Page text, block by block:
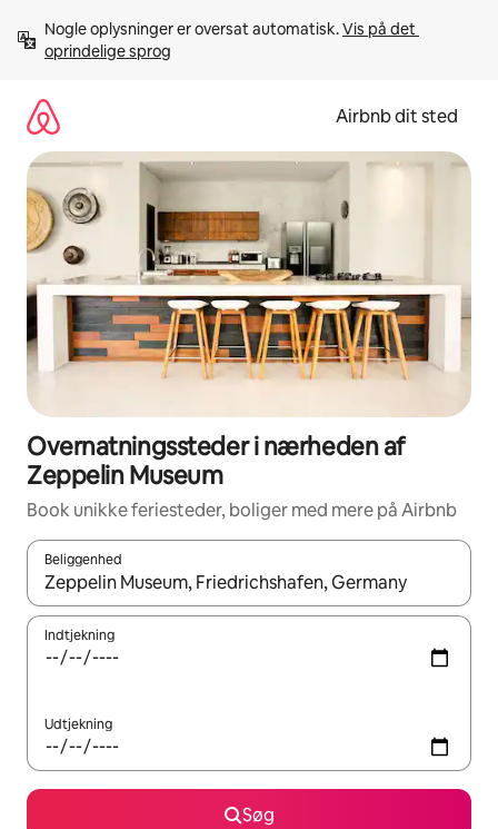
videre
Nogle oplysninger er oversat automatisk. Vis på det
oprindelige sprog
Airbnb dit sted
Overnatningssteder i nærheden af
Zeppelin Museum
Book unikke feriesteder, boliger med mere på Airbnb
Beliggenhed
Når resultaterne er tilgængelige, skal du navigere med
Indtjekning
Udtjekning
Søg